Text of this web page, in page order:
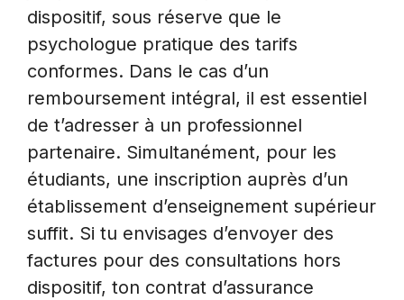
dispositif, sous réserve que le
psychologue pratique des tarifs
conformes. Dans le cas d’un
remboursement intégral, il est essentiel
de t’adresser à un professionnel
partenaire. Simultanément, pour les
étudiants, une inscription auprès d’un
établissement d’enseignement supérieur
suffit. Si tu envisages d’envoyer des
factures pour des consultations hors
dispositif, ton contrat d’assurance